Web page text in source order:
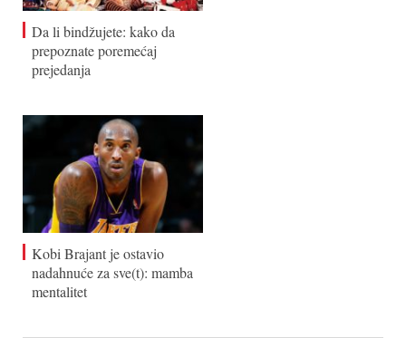
Da li bindžujete: kako da
prepoznate poremećaj
prejedanja
Kobi Brajant je ostavio
nadahnuće za sve(t): mamba
mentalitet